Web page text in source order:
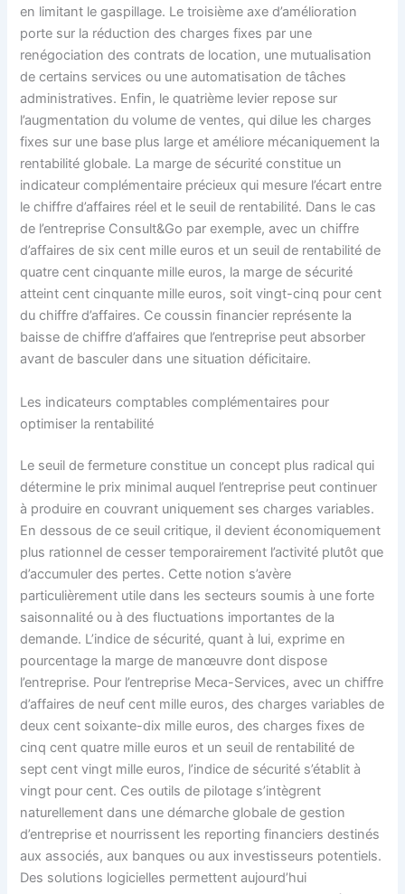
en limitant le gaspillage. Le troisième axe d’amélioration
porte sur la réduction des charges fixes par une
renégociation des contrats de location, une mutualisation
de certains services ou une automatisation de tâches
administratives. Enfin, le quatrième levier repose sur
l’augmentation du volume de ventes, qui dilue les charges
fixes sur une base plus large et améliore mécaniquement la
rentabilité globale. La marge de sécurité constitue un
indicateur complémentaire précieux qui mesure l’écart entre
le chiffre d’affaires réel et le seuil de rentabilité. Dans le cas
de l’entreprise Consult&Go par exemple, avec un chiffre
d’affaires de six cent mille euros et un seuil de rentabilité de
quatre cent cinquante mille euros, la marge de sécurité
atteint cent cinquante mille euros, soit vingt-cinq pour cent
du chiffre d’affaires. Ce coussin financier représente la
baisse de chiffre d’affaires que l’entreprise peut absorber
avant de basculer dans une situation déficitaire.
Les indicateurs comptables complémentaires pour
optimiser la rentabilité
Le seuil de fermeture constitue un concept plus radical qui
détermine le prix minimal auquel l’entreprise peut continuer
à produire en couvrant uniquement ses charges variables.
En dessous de ce seuil critique, il devient économiquement
plus rationnel de cesser temporairement l’activité plutôt que
d’accumuler des pertes. Cette notion s’avère
particulièrement utile dans les secteurs soumis à une forte
saisonnalité ou à des fluctuations importantes de la
demande. L’indice de sécurité, quant à lui, exprime en
pourcentage la marge de manœuvre dont dispose
l’entreprise. Pour l’entreprise Meca-Services, avec un chiffre
d’affaires de neuf cent mille euros, des charges variables de
deux cent soixante-dix mille euros, des charges fixes de
cinq cent quatre mille euros et un seuil de rentabilité de
sept cent vingt mille euros, l’indice de sécurité s’établit à
vingt pour cent. Ces outils de pilotage s’intègrent
naturellement dans une démarche globale de gestion
d’entreprise et nourrissent les reporting financiers destinés
aux associés, aux banques ou aux investisseurs potentiels.
Des solutions logicielles permettent aujourd’hui